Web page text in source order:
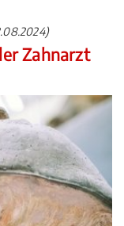
Zahnarzt